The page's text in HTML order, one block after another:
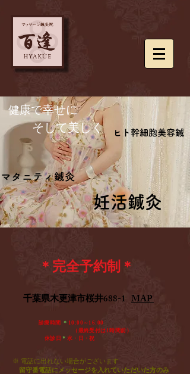
妊活鍼灸
妊活鍼灸
マタニティ鍼灸
マタニティ鍼灸
​健康で幸せに
​ そして美しく
ヒト幹細胞美容鍼
ヒト幹細胞美容鍼
＊完全予約制＊
​千葉県木更津市桜井688-1 MAP
診療時間 ＊ 10:00～16:00
​ （最終受付は1時間前）
休診日 ＊ 水・日・祝​
※ 電話に出れない場合がございます
留守番電話にメッセージを入れていただいた方のみ